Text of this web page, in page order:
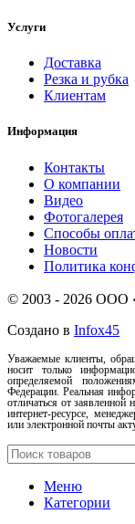
Услуги
Доставка
Резка и рубка
Клиентам
Информация
Контакты
О компании
Видео
Фотогалерея
Способы
Новости
Политика
© 2003 - 2026 ООО
Создано в Infox45
Уважаемые клиенты,
носит только
определяемой
Федерации. Реальная
отличаться от
интернет-ресурсе,
или электронной почты
Меню
Категории